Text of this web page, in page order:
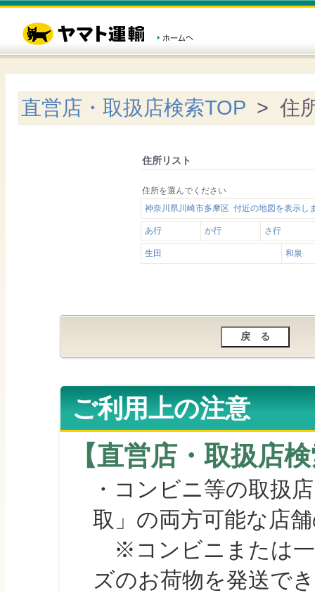
直営店・取扱店検索TOP > 住
住所リスト
住所を選んでください
神奈川県川崎市多摩区 付近の地図を表示し
あ行 か行 さ行
生田 和泉
ご利用上の注意
【直営店・取扱店
・コンビニ等の取扱
取」の両方可能な店
※コンビニまたは一
ズのお荷物を発送で